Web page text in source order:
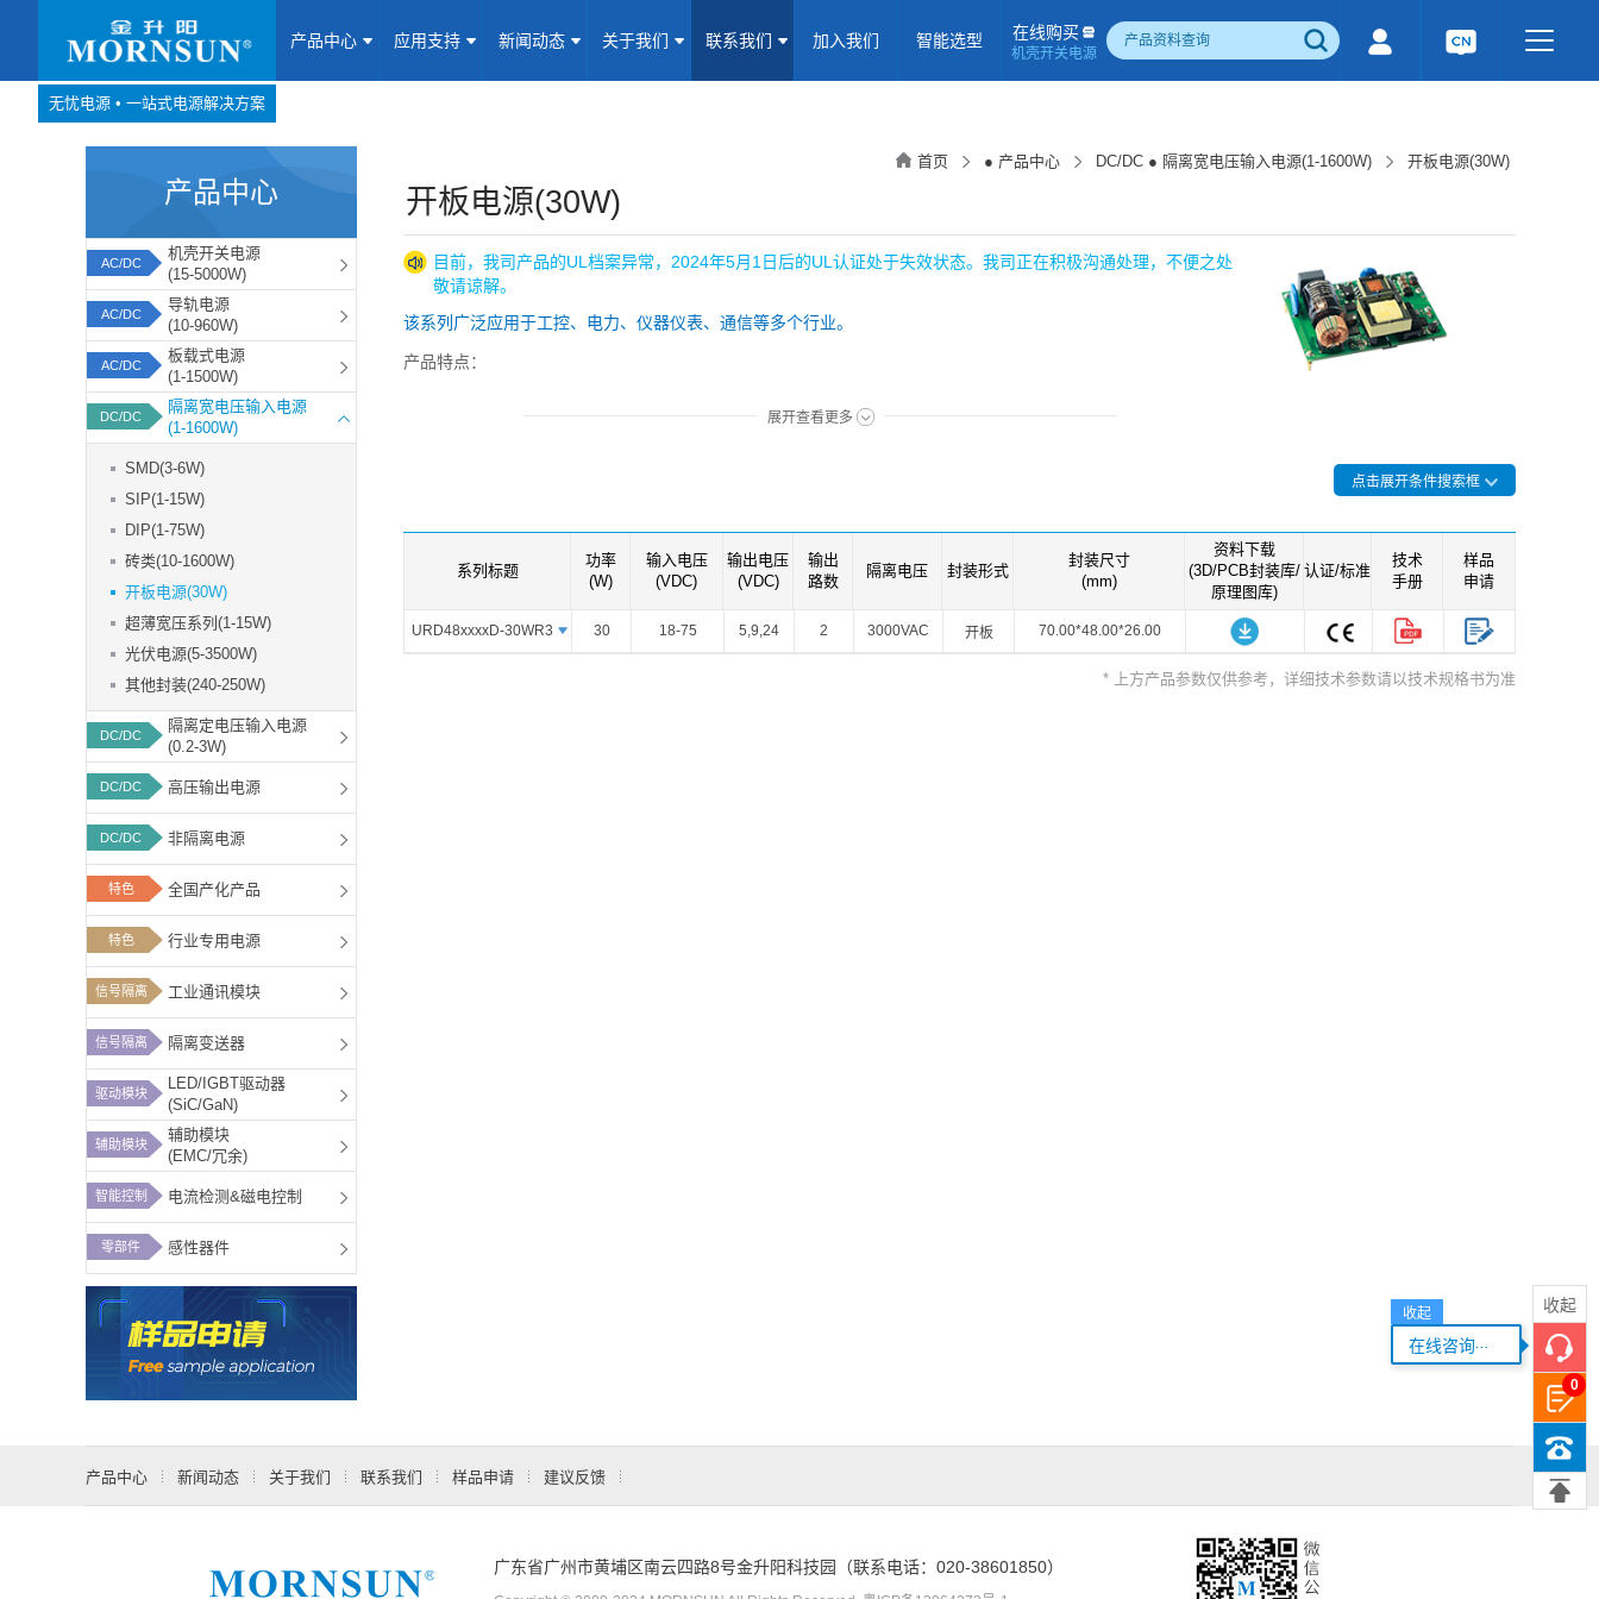
无忧电源 • 一站式电源解决方案
产品中心 应用支持 新闻动态 关于我们 联系我们 加入我们 智能选型 在线购买
机壳开关电源
网站地图
Website map
应用支持
关于我们
线上商城
产品中心
AC/DC
机壳开关电源
(15-5000W)
AC/DC
导轨电源
(10-960W)
AC/DC
板载式电源
(1-1500W)
DC/DC
隔离宽电压输入电源
(1-1600W)
SMD(3-6W)
SIP(1-15W)
DIP(1-75W)
砖类(10-1600W)
开板电源(30W)
超薄宽压系列(1-15W)
光伏电源(5-3500W)
其他封装(240-250W)
DC/DC
隔离定电压输入电源
(0.2-3W)
DC/DC 高压输出电源
DC/DC 非隔离电源
特色 全国产化产品
特色 行业专用电源
信号隔离 工业通讯模块
信号隔离 隔离变送器
驱动模块
LED/IGBT驱动器
(SiC/GaN)
辅助模块
辅助模块
(EMC/冗余)
智能控制 电流检测&磁电控制
零部件 感性器件
首页 ● 产品中心 DC/DC ● 隔离宽电压输入电源(1-1600W) 开板电源(30W)
开板电源(30W)
目前，我司产品的UL档案异常，2024年5月1日后的UL认证处于失效状态。我司正在积极沟通处理，不便之处
敬请谅解。
该系列广泛应用于工控、电力、仪器仪表、通信等多个行业。
产品特点：
展开查看更多
点击展开条件搜索框
系列标题
功率
(W)
输入电压
(VDC)
输出电压
(VDC)
输出
路数
隔离电压 封装形式
封装尺寸
(mm)
资料下载
(3D/PCB封装库/
原理图库)
认证/标准
技术
手册
样品
申请
URD48xxxxD-30WR3 30 18-75 5,9,24 2 3000VAC 开板 70.00*48.00*26.00
* 上方产品参数仅供参考，详细技术参数请以技术规格书为准
收起
收起
在线咨询
0
产品中心 新闻动态 关于我们 联系我们 样品申请 建议反馈
广东省广州市黄埔区南云四路8号金升阳科技园（联系电话：020-38601850）